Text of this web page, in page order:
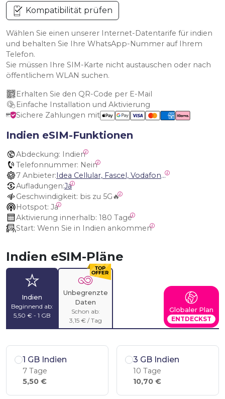
Kompatibilität prüfen
Wählen Sie einen unserer Internet-Datentarife für indien
und behalten Sie Ihre WhatsApp-Nummer auf Ihrem
Telefon.
Sie müssen Ihre SIM-Karte nicht austauschen oder nach
öffentlichem WLAN suchen.
Erhalten Sie den QR-Code per E-Mail
Einfache Installation und Aktivierung
Sichere Zahlungen mit
Indien eSIM-Funktionen
Abdeckung: Indien
Telefonnummer: Nein
7 Anbieter:
Idea Cellular, Fascel, Vodafone, Bharti Airtel, Vodafone Idea, Bharti Airtel India (Andhra Pradesh INDJH), Bharti Airtel (UP East IND10)
Aufladungen:Ja
Geschwindigkeit: bis zu 5G🔥
Hotspot: Ja
Aktivierung innerhalb: 180 Tage
Start: Wenn Sie in Indien ankommen
Indien eSIM-Pläne
Indien
Beginnend ab:
5,50 € - 1 GB
Unbegrenzte
Daten
Schon ab:
3,15 € / Tag
Globaler Plan
ENTDECKST
1 GB Indien
7 Tage
5,50 €
3 GB Indien
10 Tage
10,70 €